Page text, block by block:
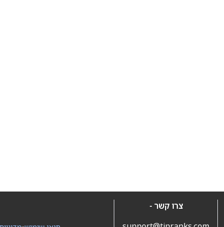
צרו קשר -